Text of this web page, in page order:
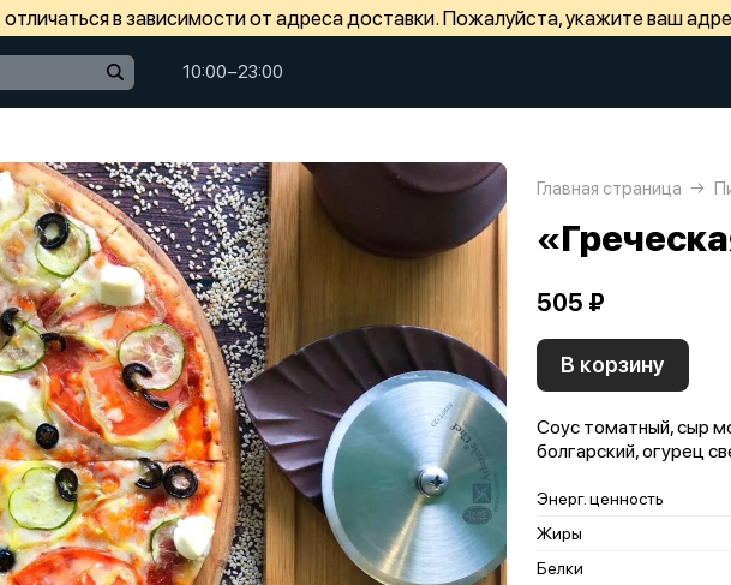
в зависимости от адреса доставки. Пожалуйста, укажите ваш
10:00−23:00
Главная страница
505 ₽
В корзину
Соус томатный, сыр
болгарский, огурец
Энерг. ценность
Жиры
Белки